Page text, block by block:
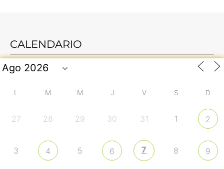
CALENDARIO
L M M J V S D
27 28 29 30 31 1 2
3 4 5 6 7 8 9